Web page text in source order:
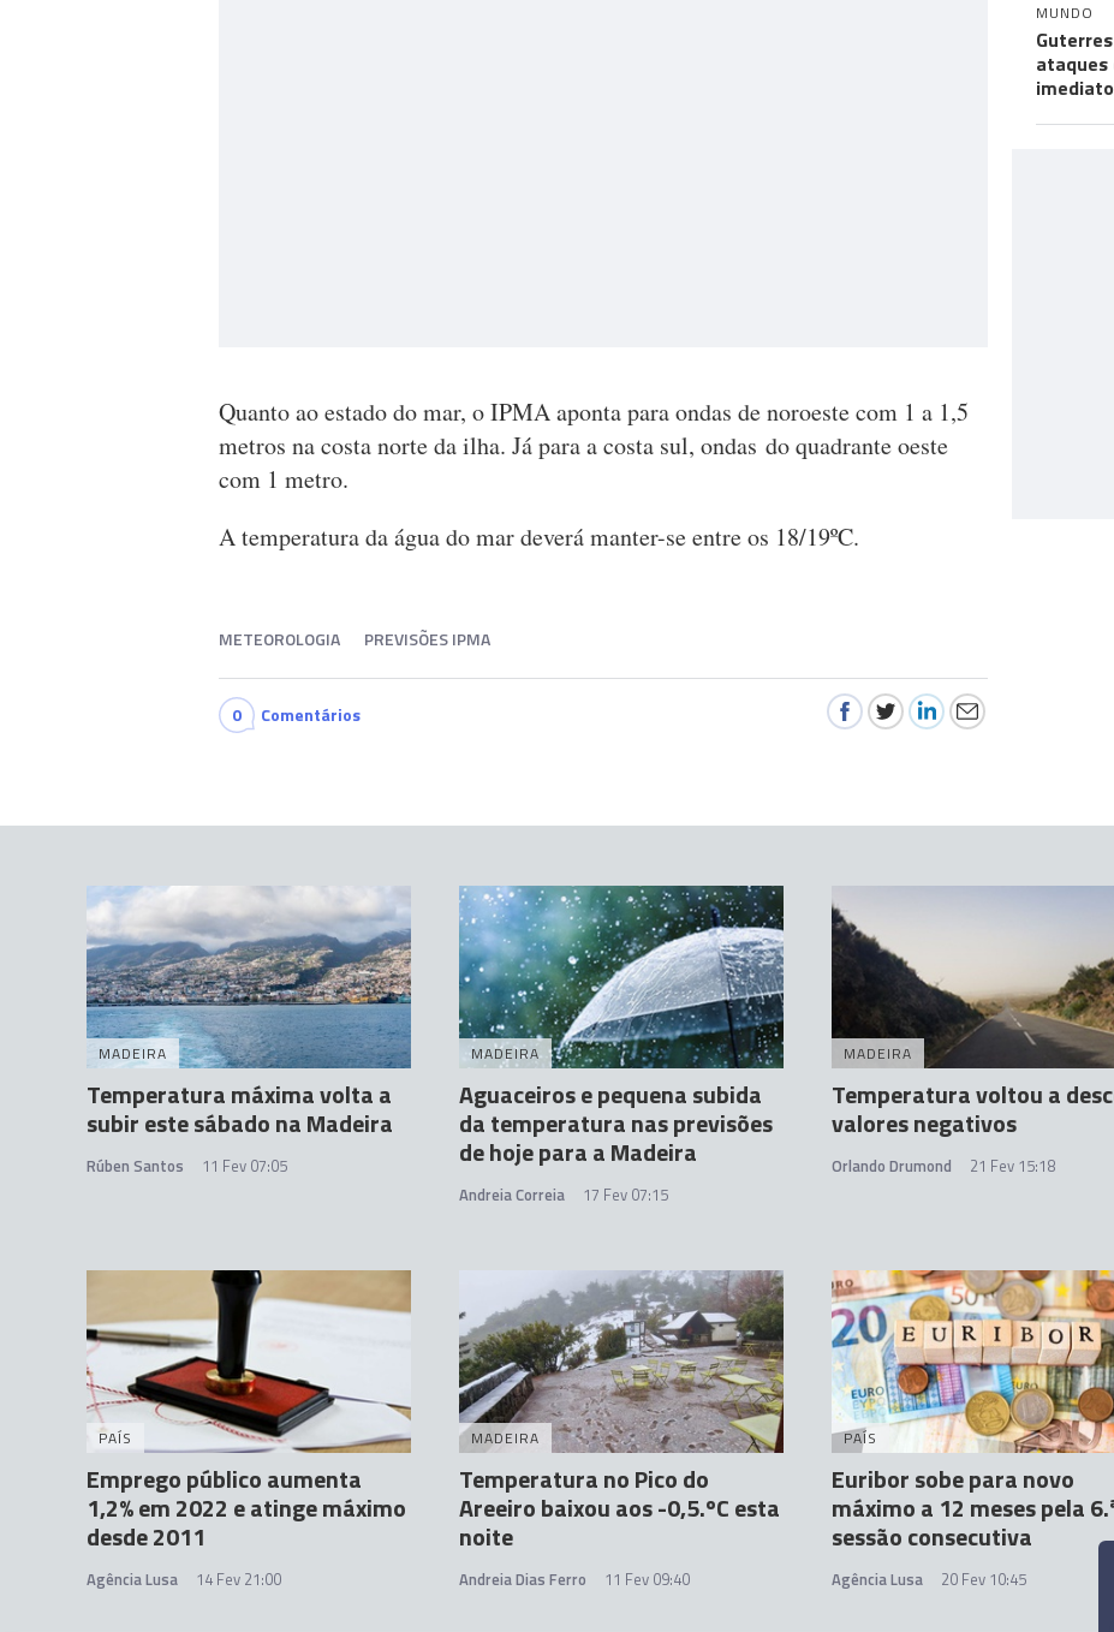
Quanto ao estado do mar, o IPMA aponta para ondas de noroeste com 1 a 1,5
metros na costa norte da ilha. Já para a costa sul, ondas do quadrante oeste
com 1 metro.
A temperatura da água do mar deverá manter-se entre os 18/19ºC.
METEOROLOGIA PREVISÕES IPMA
0 Comentários
MUNDO
ataques
imediato
MADEIRA
Temperatura máxima volta a
subir este sábado na Madeira
Rúben Santos 11 Fev 07:05
MADEIRA
Aguaceiros e pequena subida
da temperatura nas previsões
de hoje para a Madeira
Andreia Correia 17 Fev 07:15
MADEIRA
Temperatura voltou a
valores negativos
Orlando Drumond 21 Fev 15:18
PAÍS
Emprego público aumenta
1,2% em 2022 e atinge máximo
desde 2011
Agência Lusa 14 Fev 21:00
MADEIRA
Temperatura no Pico do
Areeiro baixou aos -0,5.ºC esta
noite
Andreia Dias Ferro 11 Fev 09:40
PAÍS
Euribor sobe para novo
máximo a 12 meses pela
sessão consecutiva
Agência Lusa 20 Fev 10:45